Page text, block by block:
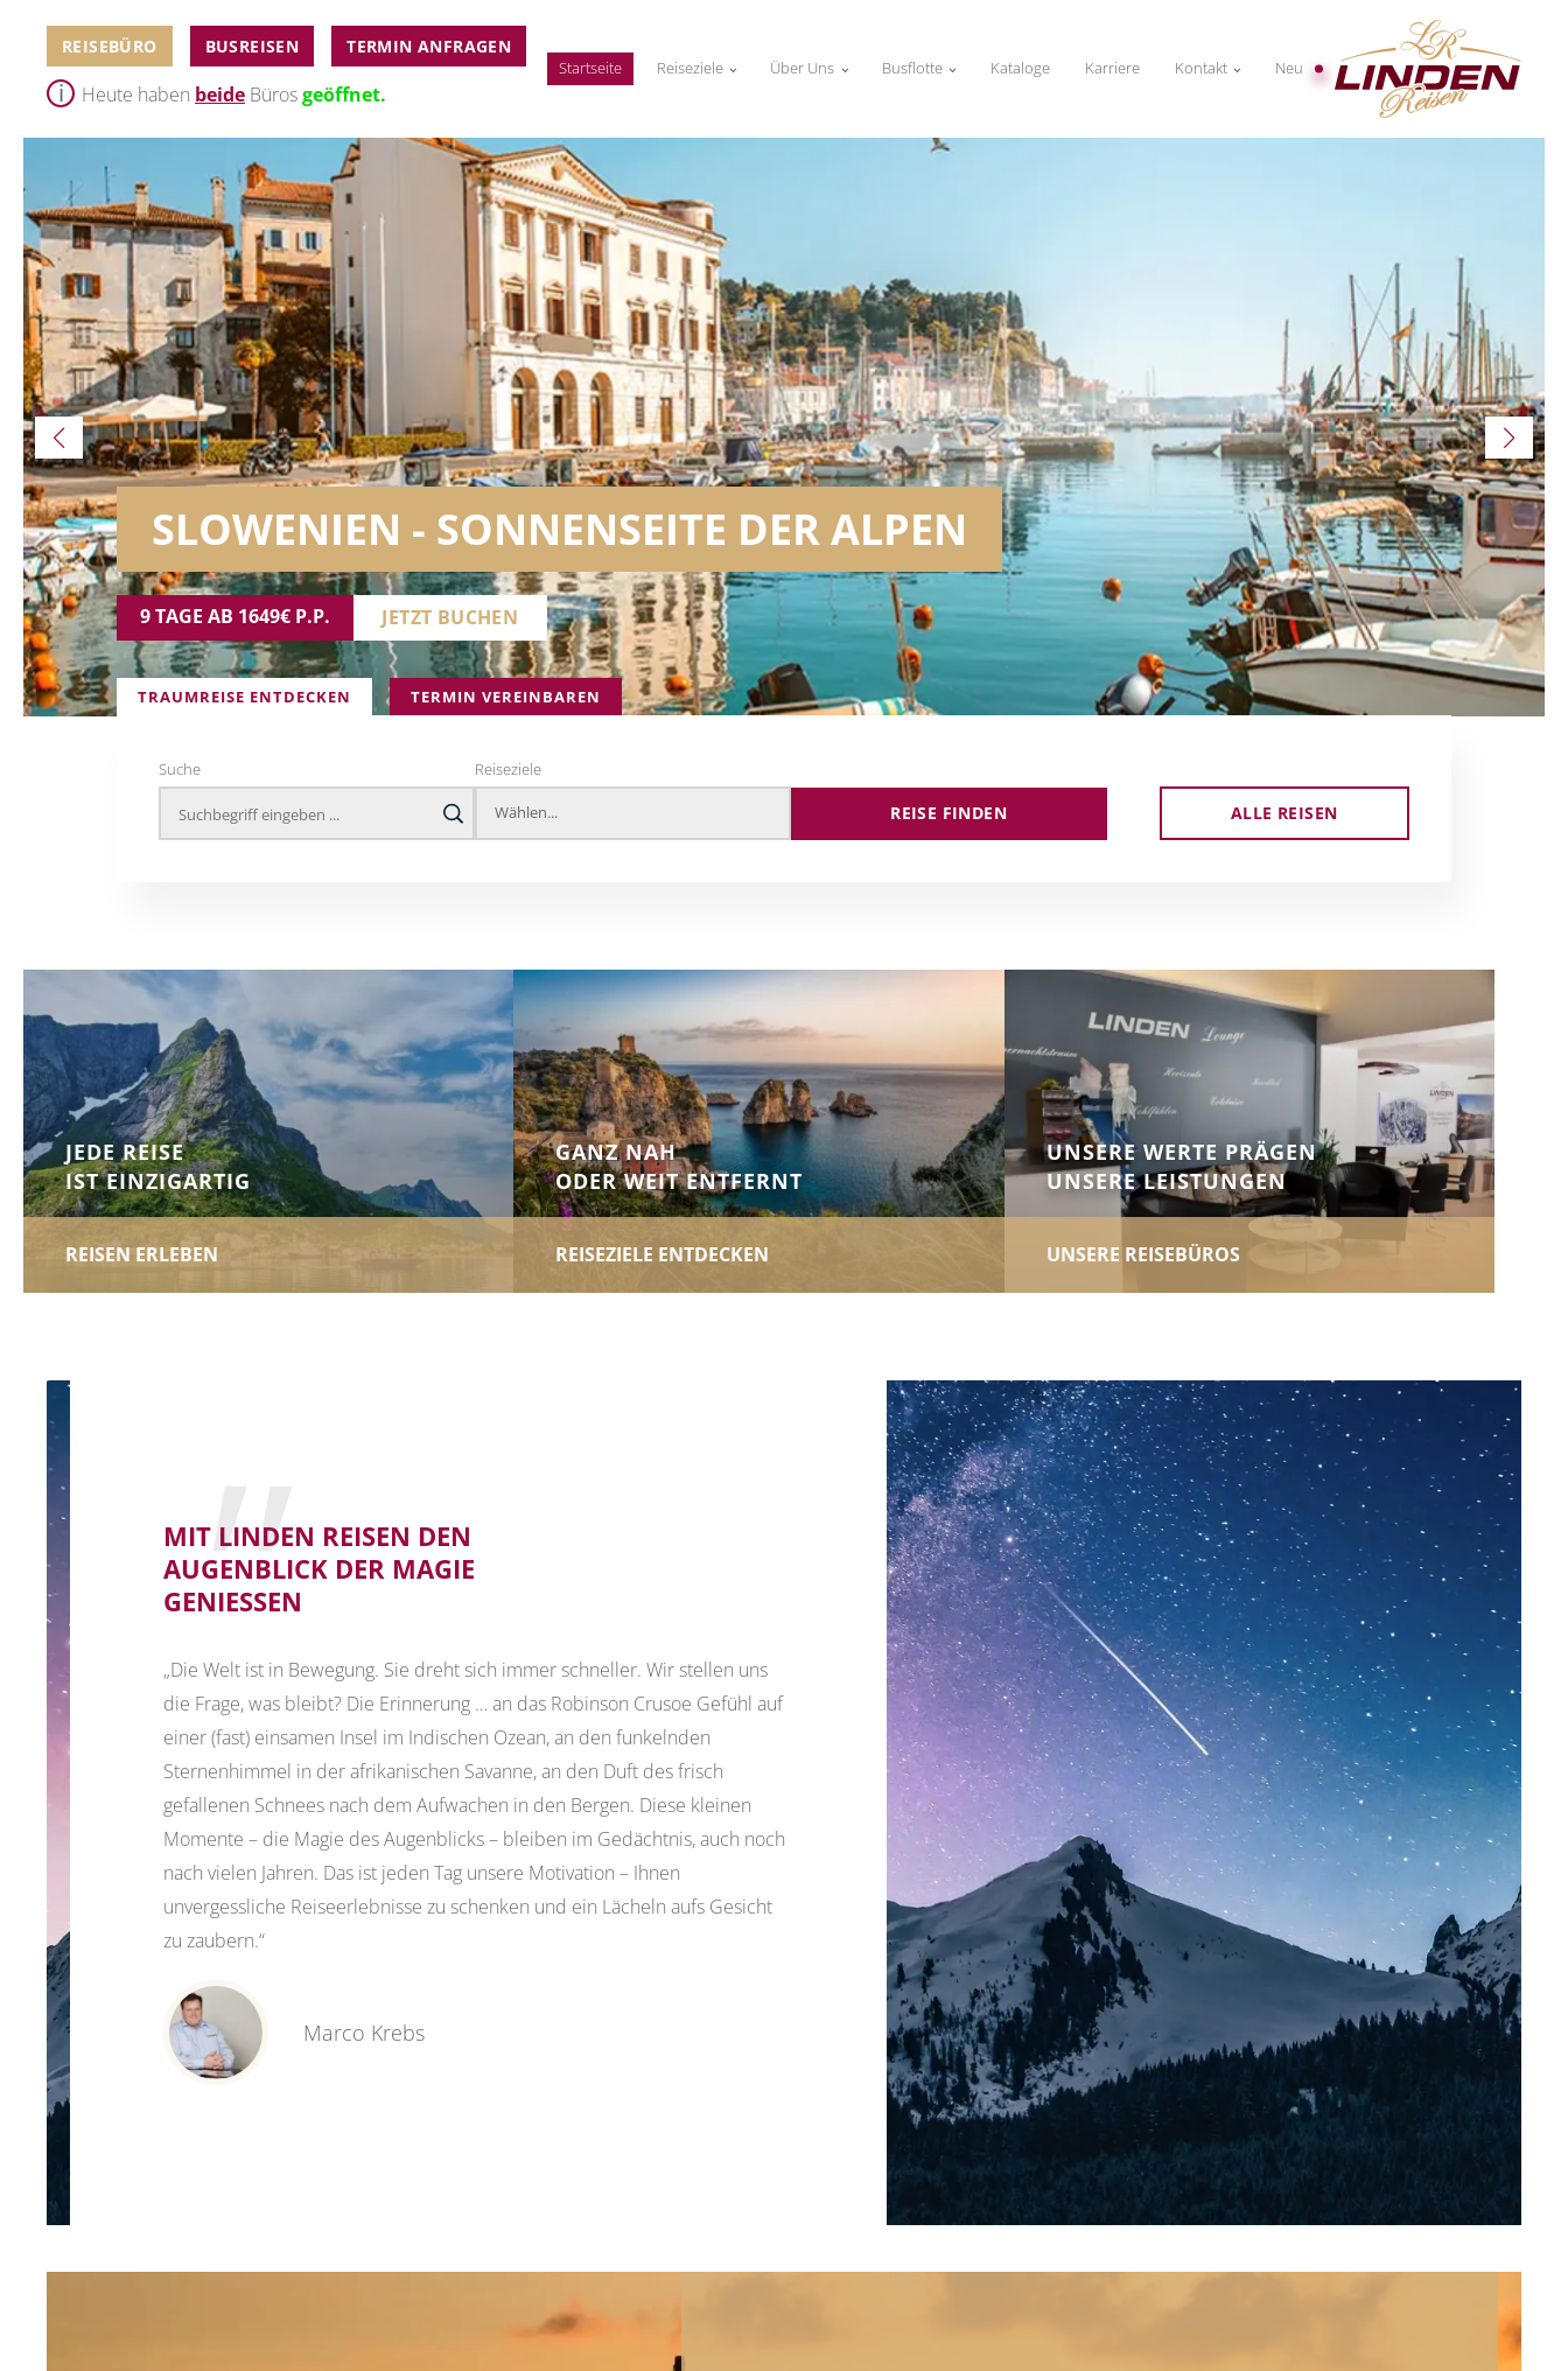
REISEBÜRO BUSREISEN TERMIN ANFRAGEN
Heute haben beide Bürosgeöffnet.
Startseite Reiseziele Über Uns Busflotte Kataloge Karriere Kontakt Neu
ISLAND - LAND AUS FEUER UND EIS
15 TAGE AB 5399€ P.P. JETZT BUCHEN
TRAUMREISE ENTDECKEN TERMIN VEREINBAREN
Suche Reiseziele
ALLE REISEN
JEDE REISE
IST EINZIGARTIG
REISEN ERLEBEN
GANZ NAH
ODER WEIT ENTFERNT
REISEZIELE ENTDECKEN
UNSERE WERTE PRÄGEN
UNSERE LEISTUNGEN
UNSERE REISEBÜROS
MIT LINDEN REISEN DEN
AUGENBLICK DER MAGIE
GENIESSEN
„Die Welt ist in Bewegung. Sie dreht sich immer schneller. Wir stellen uns
die Frage, was bleibt? Die Erinnerung … an das Robinson Crusoe Gefühl auf
einer (fast) einsamen Insel im Indischen Ozean, an den funkelnden
Sternenhimmel in der afrikanischen Savanne, an den Duft des frisch
gefallenen Schnees nach dem Aufwachen in den Bergen. Diese kleinen
Momente – die Magie des Augenblicks – bleiben im Gedächtnis, auch noch
nach vielen Jahren. Das ist jeden Tag unsere Motivation – Ihnen
unvergessliche Reiseerlebnisse zu schenken und ein Lächeln aufs Gesicht
zu zaubern.“
Marco Krebs